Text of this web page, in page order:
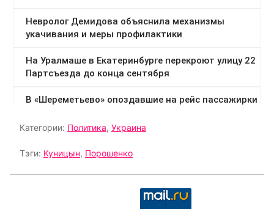
Категории: Политика, Украина
Тэги: Куницын, Порошенко